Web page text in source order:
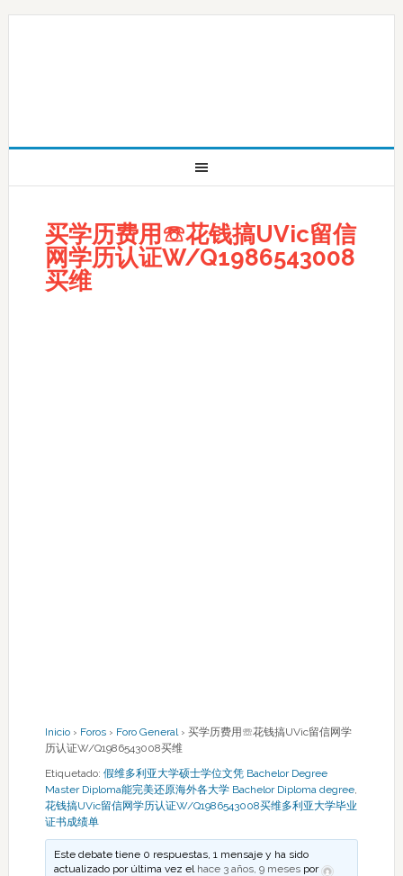
买学历费用☏花钱搞UVic留信
网学历认证W/Q1986543008
买维
Inicio › Foros › Foro General › 买学历费用☏花钱搞UVic留信网学
历认证W/Q1986543008买维
Etiquetado: 假维多利亚大学硕士学位文凭 Bachelor Degree
Master Diploma能完美还原海外各大学 Bachelor Diploma degree,
花钱搞UVic留信网学历认证W/Q1986543008买维多利亚大学毕业
证书成绩单
Este debate tiene 0 respuestas, 1 mensaje y ha sido
actualizado por última vez el hace 3 años, 9 meses por